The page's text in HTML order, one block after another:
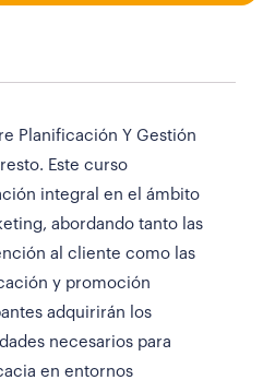
Planificación Y Gestión
Este curso
integral en el ámbito
abordando tanto las
al cliente como las
y promoción
adquirirán los
necesarios para
en entornos